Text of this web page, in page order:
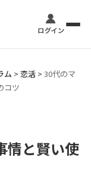
ム > 恋活 > 30代のマ
コツ
情と賢い使